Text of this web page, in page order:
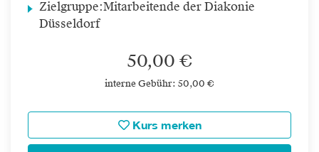
Zielgruppe:Mitarbeitende der Diakonie
Düsseldorf
50,00 €
interne Gebühr: 50,00 €
Kurs merken